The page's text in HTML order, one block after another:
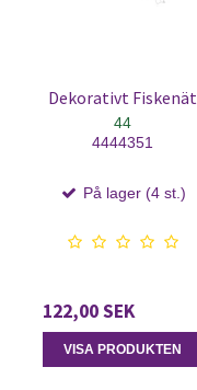
Dekorativt Fiskenät
44
4444351
På lager (4 st.)
122,00 SEK
VISA PRODUKTEN